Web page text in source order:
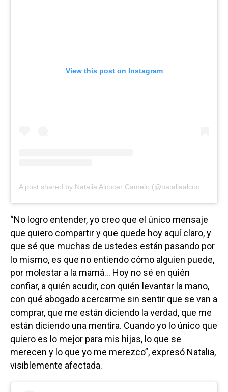
View this post on Instagram
“No logro entender, yo creo que el único mensaje
que quiero compartir y que quede hoy aquí claro, y
que sé que muchas de ustedes están pasando por
lo mismo, es que no entiendo cómo alguien puede,
por molestar a la mamá… Hoy no sé en quién
confiar, a quién acudir, con quién levantar la mano,
con qué abogado acercarme sin sentir que se van a
comprar, que me están diciendo la verdad, que me
están diciendo una mentira. Cuando yo lo único que
quiero es lo mejor para mis hijas, lo que se
merecen y lo que yo me merezco”, expresó Natalia,
visiblemente afectada.